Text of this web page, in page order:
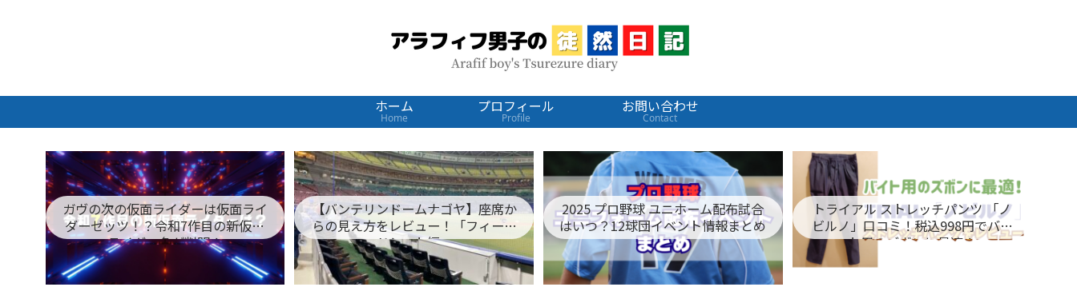
ホーム
Home
プロフィール
Profile
お問い合わせ
Contact
ガヴの次の仮面ライダーは仮面ライ
ダーゼッツ！？令和7作目の新仮面
ライダー名が判明！
【バンテリンドームナゴヤ】座席か
らの見え方をレビュー！「フィール
ドシート編」
2025 プロ野球 ユニホーム配布試合
はいつ？12球団イベント情報まとめ
トライアル ストレッチパンツ 「ノ
ビルノ」口コミ！税込998円でバイ
ト用のズボンに最適！